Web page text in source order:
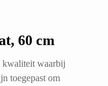
60 cm
kwaliteit waarbij
toegepast om